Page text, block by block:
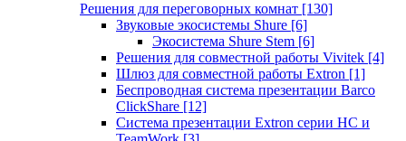
Решения для переговорных комнат [130]
Звуковые экосистемы Shure [6]
Экосистема Shure Stem [6]
Решения для совместной работы Vivitek [4]
Шлюз для совместной работы Extron [1]
Беспроводная система презентации Barco
ClickShare [12]
Система презентации Extron серии HC и